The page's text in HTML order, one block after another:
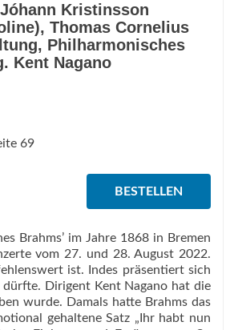
Kristinsson
Thomas Cornelius
Philharmonisches
Kent Nagano
69
BESTELLEN
Brahms’ im Jahre 1868 in Bremen
vom 27. und 28. August 2022.
ist. Indes präsentiert sich
dürfte. Dirigent Kent Nagano hat die
wurde. Damals hatte Brahms das
gehaltene Satz „Ihr habt nun